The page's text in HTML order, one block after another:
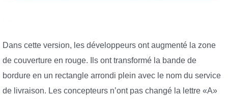
Dans cette version, les développeurs ont augmenté la zone
de couverture en rouge. Ils ont transformé la bande de
bordure en un rectangle arrondi plein avec le nom du service
de livraison. Les concepteurs n’ont pas changé la lettre «A»